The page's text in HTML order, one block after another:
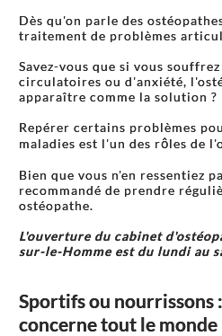
Dès qu'on parle des
traitement de problèmes
Savez-vous que si vous
circulatoires ou d'anxiété,
apparaître comme la solution ?
Repérer certains problèmes
maladies est l'un des rôles de
Bien que vous n'en ressentiez
recommandé de prendre
ostéopathe.
L'ouverture du cabinet
sur-le-Homme est du lundi au
Sportifs ou nourrissons
concerne tout le monde